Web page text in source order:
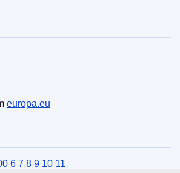
europa.eu
6 7 8 9 10 11